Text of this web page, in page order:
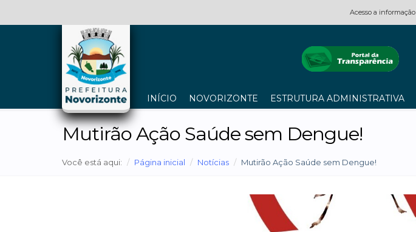
Acesso a informação
INÍCIO NOVORIZONTE ESTRUTURA ADMINISTRATIVA
Mutirão Ação Saúde sem Dengue!
Você está aqui: Página inicial Notícias Mutirão Ação Saúde sem Dengue!